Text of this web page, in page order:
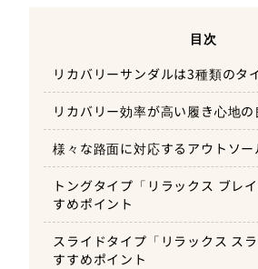
目次
リカバリーサンダルは3種類のタ
スライドタイプ「リラックス
クロッグタイプ「リラックス
リカバリー効率が高い履き心地の
様々な路面に対応するアウトソー
トングタイプ「リラックス ブレ
すめポイント
スライドタイプ「リラックス ス
すすめポイント